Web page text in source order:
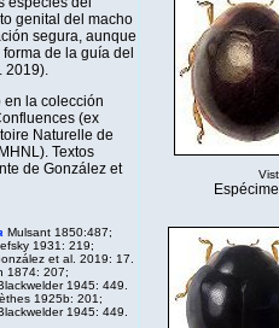
genital del macho
segura, aunque
de la guía del
2019).
en la colección
(ex
Naturelle de
Textos
de González et
Mulsant 1850:487;
1931: 219;
et al. 2019: 17.
1874: 207;
1945: 449.
1925b: 201;
1945: 449.